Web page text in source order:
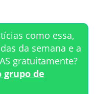
como essa,
da semana e a
gratuitamente?
grupo de